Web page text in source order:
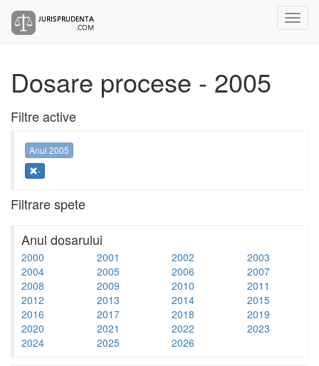
Dosare procese - 2005
Filtre active
Anul 2005
-
Filtrare spete
Anul dosarului
2000 2001 2002
2003
2004
2005 2006
2007
2008
2009 2010
2011
2012
2013 2014
2015
2016
2017 2018
2019
2020
2021 2022
2023
2024
2025 2026